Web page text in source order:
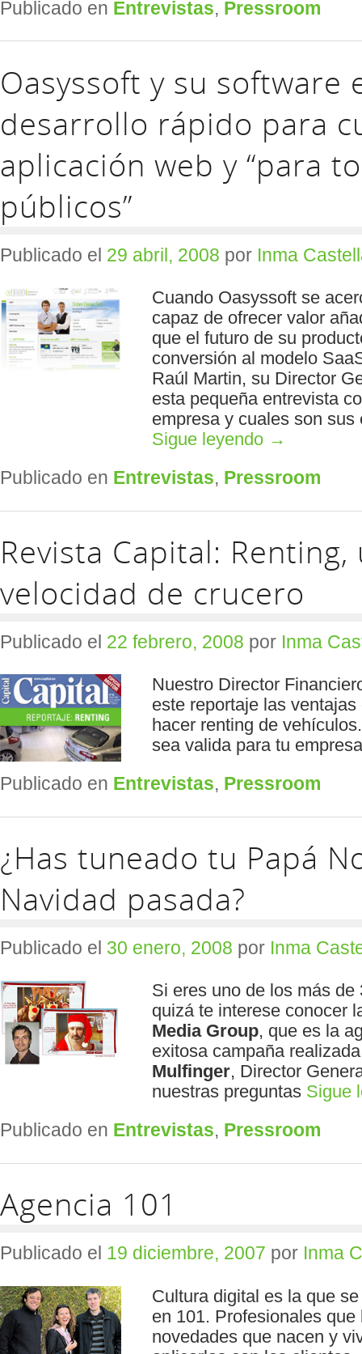
Publicado en Entrevistas, Pressroom
Oasyssoft y su software
desarrollo rápido para
aplicación web y “para
públicos”
Publicado el 29 abril, 2008 por Inma
Cuando Oasyssoft se
capaz de ofrecer valor
que el futuro de su
conversión al modelo
Raúl Martin, su Director
esta pequeña entrevista
empresa y cuales son
Sigue leyendo →
Publicado en Entrevistas, Pressroom
Revista Capital:
velocidad de crucero
Publicado el 22 febrero, 2008 por Inma
Nuestro Director
este reportaje las
hacer renting de
sea valida para tu
Publicado en Entrevistas, Pressroom
¿Has tuneado tu Papá
Navidad pasada?
Publicado el 30 enero, 2008 por Inma
Si eres uno de los más
quizá te interese conocer
Media Group, que es la
exitosa campaña
Mulfinger, Director
nuestras preguntas Sigue
Publicado en Entrevistas, Pressroom
Agencia 101
Publicado el 19 diciembre, 2007 por Inma
Cultura digital es la que
en 101. Profesionales
novedades que nacen y